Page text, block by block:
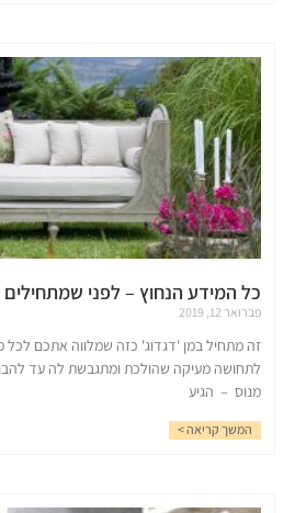
כל המידע הנחוץ – לפני שמתחילים
פברואר 12, 2019
זה מתחיל במן 'דגדוג' כזה שמלווה אתכם לכל
לתחושה מעיקה שהולכת ומתגבשת לה עד
מנוס – הגיע
המשך קריאה >